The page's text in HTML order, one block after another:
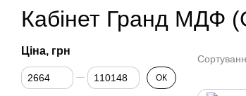
Кабінет Гранд МДФ
Ціна, грн
Від Ціна, грн
До Ціна, грн ОК